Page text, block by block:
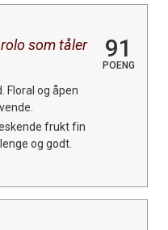
som tåler
91
POENG
Floral og åpen
frukt fin
og godt.